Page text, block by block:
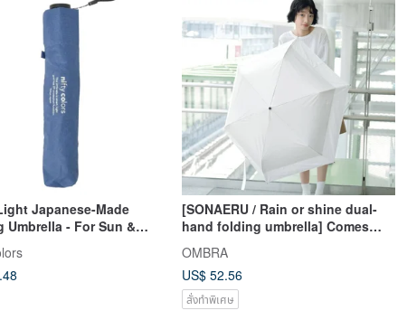
Japanese-Made
Umbrella - For Sun &
Blocking, Heat
Ultra-Lightweight
[SONAERU / Rain or shine dual-
hand folding umbrella] Comes
with a whistle for help and safety
reflective strips
OMBRA
US$ 52.56
สั่งทำพิเศษ